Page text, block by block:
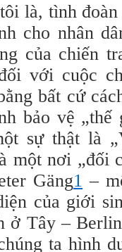
là, tình
cho nhân
của chiến
với cuộc
bất cứ
bảo vệ
sự thật là
một nơi „đối
Gäng1 –
của giới
ở Tây –
ta hình